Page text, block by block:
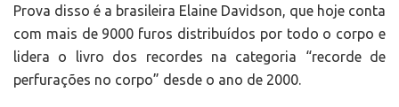
Prova disso é a brasileira Elaine Davidson, que hoje conta
com mais de 9000 furos distribuídos por todo o corpo e
lidera o livro dos recordes na categoria “recorde de
perfurações no corpo” desde o ano de 2000.